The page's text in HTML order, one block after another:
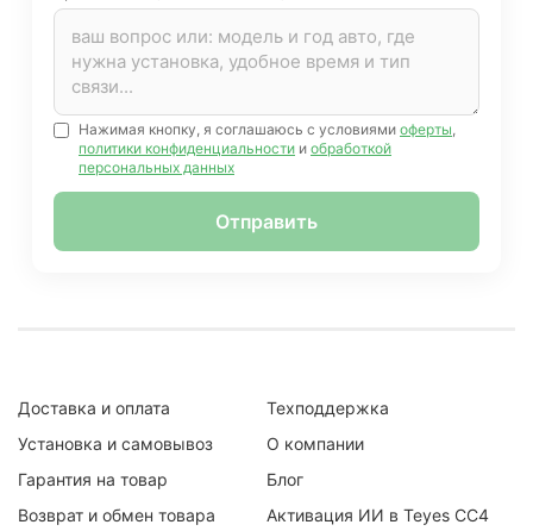
Нажимая кнопку, я соглашаюсь с условиями оферты,
политики конфиденциальности и обработкой
персональных данных
Отправить
Доставка и оплата
Установка и самовывоз
Гарантия на товар
Возврат и обмен товара
Техподдержка
О компании
Блог
Активация ИИ в Teyes CC4